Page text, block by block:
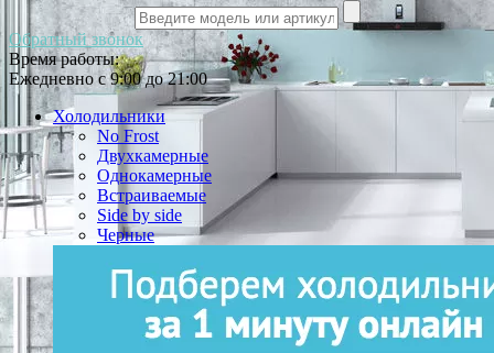
Обратный звонок
Время работы:
Ежедневно с 9:00 до 21:00
Холодильники
No Frost
Двухкамерные
Однокамерные
Встраиваемые
Side by side
Черные